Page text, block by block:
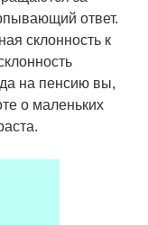
ответ.
склонность к
на пенсию вы,
о маленьких